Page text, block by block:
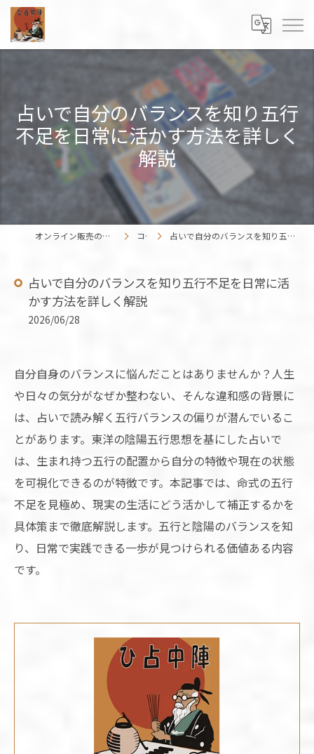
占いで自分のバランスを知り五行
不足を日常に活かす方法を詳しく
解説
オンライン販売の占いカードはENISHIWORK コラム 占いで自分のバランスを知り五行不足を日常に活かす方法を詳しく解説
占いで自分のバランスを知り五行不足を日常に活
かす方法を詳しく解説
2026/06/28
自分自身のバランスに悩んだことはありませんか？人生
や日々の気分がなぜか整わない、そんな違和感の背景に
は、占いで読み解く五行バランスの偏りが潜んでいるこ
とがあります。東洋の陰陽五行思想を基にした占いで
は、生まれ持つ五行の配置から自分の特徴や現在の状態
を可視化できるのが特徴です。本記事では、命式の五行
不足を見極め、現実の生活にどう活かして補正するかを
具体策まで徹底解説します。五行と陰陽のバランスを知
り、日常で実践できる一歩が見つけられる価値ある内容
です。